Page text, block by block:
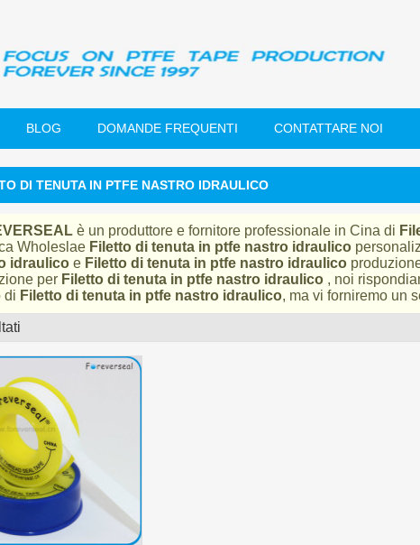
BLOG DOMANDE FREQUENTI CONTATTARE NOI
DI TENUTA IN PTFE NASTRO IDRAULICO
è un produttore e fornitore professionale in Cina di
Wholeslae Filetto di tenuta in ptfe nastro idraulico
idraulico e Filetto di tenuta in ptfe nastro idraulico
per Filetto di tenuta in ptfe nastro idraulico , noi
di Filetto di tenuta in ptfe nastro idraulico, ma vi forniremo un